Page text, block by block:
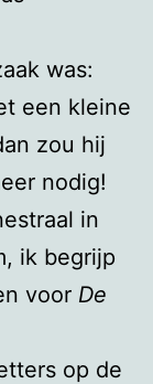
was:
een kleine
zou hij
nodig!
in
ik begrijp
voor De
op de